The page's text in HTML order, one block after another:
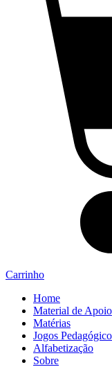
Carrinho
Home
Material de Apoio
Matérias
Jogos
Alfabetização
Sobre